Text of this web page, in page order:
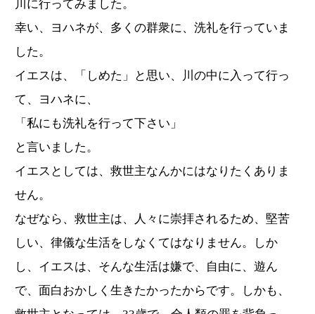
川に行ってみました。
幸い、ヨハネが、多くの群衆に、洗礼を行っていま
した。
イエスは、「しめた」と思い、川の中に入って行っ
て、ヨハネに、
「私にも洗礼を行って下さい」
と言いました。
イエスとしては、救世主なんかにはなりたくありま
せん。
なぜなら、救世主は、人々に崇拝されるため、堅苦
しい、律儀な生活をしなくてはなりません。しか
し、イエスは、そんな生活は嫌で、自由に、遊ん
で、面白おかしく生きたかったからです。しかも、